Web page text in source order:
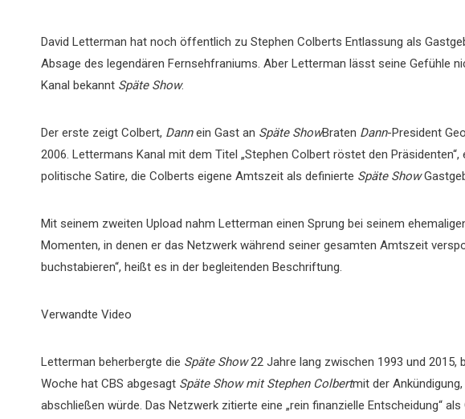
David Letterman hat noch öffentlich zu Stephen Colberts Entlassung als
Absage des legendären Fernsehfraniums. Aber Letterman lässt seine Gefühle
Kanal bekannt Späte Show.
Der erste zeigt Colbert, Dannein Gast an Späte ShowBraten Dann-President
2006. Lettermans Kanal mit dem Titel „Stephen Colbert röstet den
politische Satire, die Colberts eigene Amtszeit als definierte Späte Show
Mit seinem zweiten Upload nahm Letterman einen Sprung bei seinem
Momenten, in denen er das Netzwerk während seiner gesamten Amtszeit
buchstabieren“, heißt es in der begleitenden Beschriftung.
Verwandte Video
Letterman beherbergte die Späte Show22 Jahre lang zwischen 1993 und 2015,
Woche hat CBS abgesagt Späte Show mit Stephen Colbertmit der
abschließen würde. Das Netzwerk zitierte eine „rein finanzielle Entscheidung“